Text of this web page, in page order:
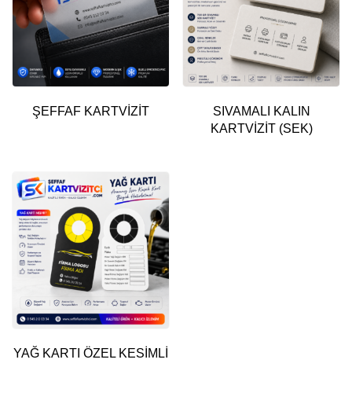
ŞEFFAF KARTVİZİT
SIVAMALI KALIN
KARTVİZİT (SEK)
YAĞ KARTI ÖZEL KESİMLİ